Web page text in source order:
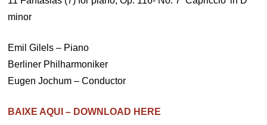
minor
Emil Gilels – Piano
Berliner Philharmoniker
Eugen Jochum – Conductor
BAIXE AQUI – DOWNLOAD HERE